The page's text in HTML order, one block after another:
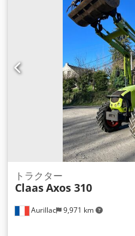
Aurillac 9,971 km
トラクター
ClaasAxos 310